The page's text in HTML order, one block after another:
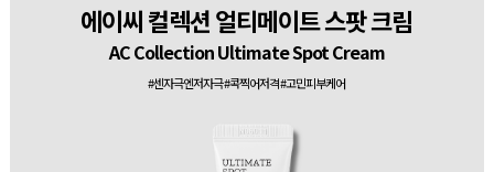
에이씨 컬렉션 얼티메이트 스팟 크림
AC Collection Ultimate Spot Cream
#센자극엔저자극 #콕찍어저격 #고민피부케어